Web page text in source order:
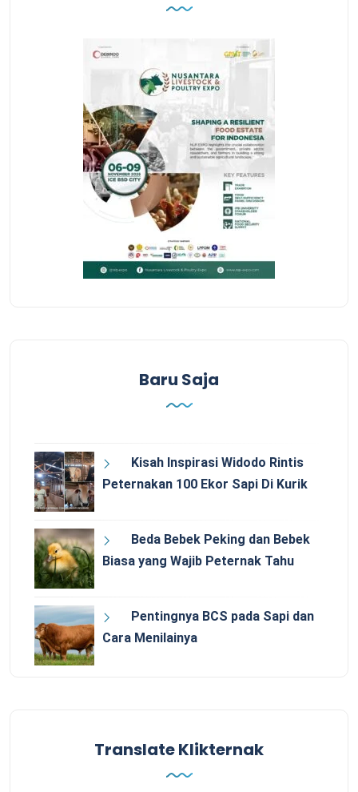
Baru Saja
Kisah Inspirasi Widodo Rintis
Peternakan 100 Ekor Sapi Di Kurik
Beda Bebek Peking dan Bebek
Biasa yang Wajib Peternak Tahu
Pentingnya BCS pada Sapi dan
Cara Menilainya
Translate Klikternak